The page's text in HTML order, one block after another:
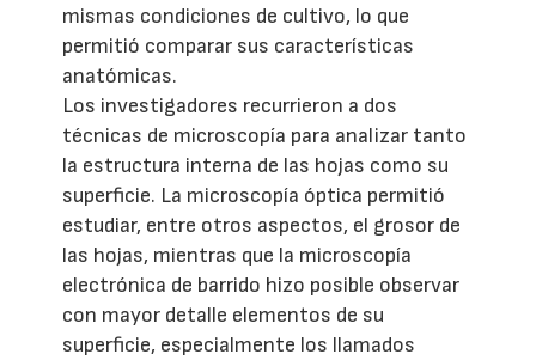
mismas condiciones de cultivo, lo que
permitió comparar sus características
anatómicas.
Los investigadores recurrieron a dos
técnicas de microscopía para analizar tanto
la estructura interna de las hojas como su
superficie. La microscopía óptica permitió
estudiar, entre otros aspectos, el grosor de
las hojas, mientras que la microscopía
electrónica de barrido hizo posible observar
con mayor detalle elementos de su
superficie, especialmente los llamados